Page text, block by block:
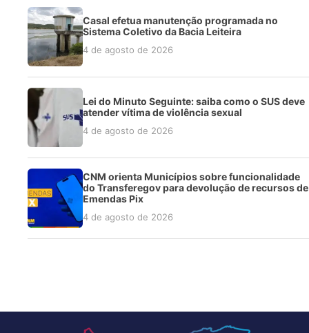
Casal efetua manutenção programada no
Sistema Coletivo da Bacia Leiteira
4 de agosto de 2026
Lei do Minuto Seguinte: saiba como o SUS deve
atender vítima de violência sexual
4 de agosto de 2026
CNM orienta Municípios sobre funcionalidade
do Transferegov para devolução de recursos de
Emendas Pix
4 de agosto de 2026